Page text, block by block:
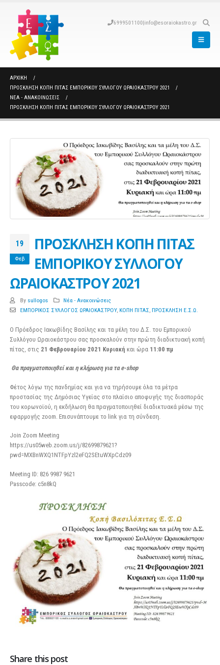
6999501100|info@esoraiokastro.gr
ΑΡΧΙΚΉ
ΠΡΟΣΚΛΗΣΗ ΚΟΠΗ ΠΙΤΑΣ ΕΜΠΟΡΙΚΟΥ ΣΥΛΛΟΓΟΥ ΩΡΑΙΟΚΑΣΤΡΟΥ 2021
ΝΈΑ - ΑΝΑΚΟΙΝΏΣΕΙΣ
ΠΡΟΣΚΛΗΣΗ ΚΟΠΗ ΠΙΤΑΣ ΕΜΠΟΡΙΚΟΥ ΣΥΛΛΟΓΟΥ ΩΡΑΙΟΚΑΣΤΡΟΥ 2021
19
Φεβ
ΠΡΟΣΚΛΗΣΗ ΚΟΠΗ ΠΙΤΑΣ
ΕΜΠΟΡΙΚΟΥ ΣΥΛΛΟΓΟΥ
ΩΡΑΙΟΚΑΣΤΡΟΥ 2021
By sullogos
Νέα - Ανακοινώσεις
ΕΜΠΟΡΙΚΟΣ ΣΥΛΛΟΓΟΣ ΩΡΑΙΟΚΑΣΤΡΟΥ, ΚΟΠΗ ΠΙΤΑΣ ΠΡΟΣΚΛΗΣΗ Ε.Σ.Ω.
Ο Πρόεδρος Ιακωβίδης Βασίλης και τα μέλη του Δ.Σ. του Εμπορικού
Συλλόγου Ωραιοκάστρου σας προσκαλούν στην πρώτη διαδικτυακή κοπή
πίτας, στις 21 Φεβρουαρίου 2021 Κυριακή και ώρα 11:00 πμ
Θα πραγματοποιηθεί και η κλήρωση για τα e-shop
Φέτος λόγω της πανδημίας και για να τηρήσουμε όλα τα μέτρα
προστασίας της Δημόσιας Υγείας στο πλαίσιο αποφυγής της διασποράς
του κορωνοϊού, η εκδήλωση θα πραγματοποιηθεί διαδικτυακά μέσω της
εφαρμογής zoom. Επισυνάπτουμε το link για τη σύνδεση.
Join Zoom Meeting
https://us05web.zoom.us/j/82699879621?
pwd=MXBnWXQ1NTFpYzl2eFQ2SEtuWXpCdz09
Meeting ID: 826 9987 9621
Passcode: c5n8kQ
Share this post